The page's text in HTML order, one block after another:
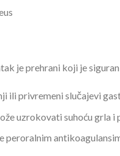
je prehrani koji je
ili privremeni slučajevi
uzrokovati suhoću grla i
peroralnim